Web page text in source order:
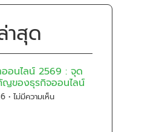
าสุด
ออนไลน์ 2569 : จุด
ญของธุรกิจออนไลน์
ไม่มีความเห็น